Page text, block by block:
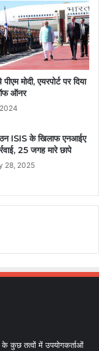
मोदी, एयरपोर्ट पर दिया
ऑनर
ISIS के खिलाफ एनआईए
25 जगह मारे छापे
28, 2025
के कुछ तत्वों में उपयोगकर्ताओं